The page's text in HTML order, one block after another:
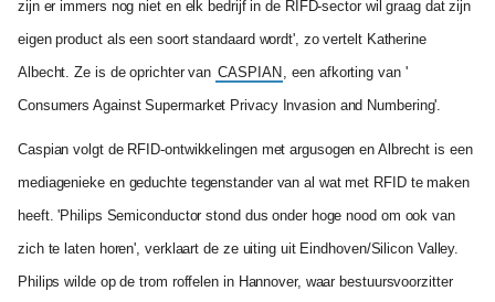
zijn er immers nog niet en elk bedrijf in de RIFD-sector wil graag dat zijn
eigen product als een soort standaard wordt', zo vertelt Katherine
Albecht. Ze is de oprichter van CASPIAN , een afkorting van '
Consumers Against Supermarket Privacy Invasion and Numbering'.
Caspian volgt de RFID-ontwikkelingen met argusogen en Albrecht is een
mediagenieke en geduchte tegenstander van al wat met RFID te maken
heeft. 'Philips Semiconductor stond dus onder hoge nood om ook van
zich te laten horen', verklaart de ze uiting uit Eindhoven/Silicon Valley.
Philips wilde op de trom roffelen in Hannover, waar bestuursvoorzitter